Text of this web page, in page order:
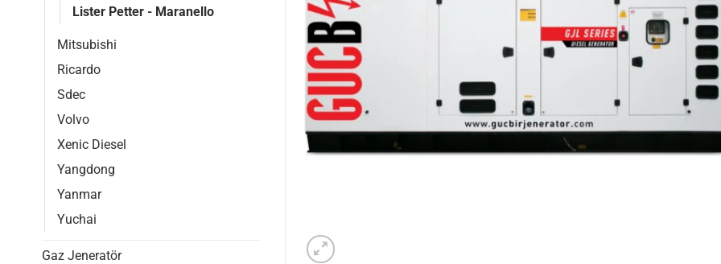
Lister Petter - Maranello
Mitsubishi
Ricardo
Sdec
Volvo
Xenic Diesel
Yangdong
Yanmar
Yuchai
Gaz Jeneratör